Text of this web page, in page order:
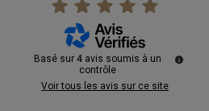
Basé sur 4 avis soumis à un
contrôle
Voir tous les avis sur ce site